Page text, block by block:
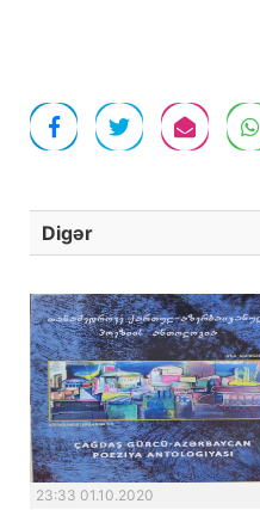
Digər
23:33 01.10.2020